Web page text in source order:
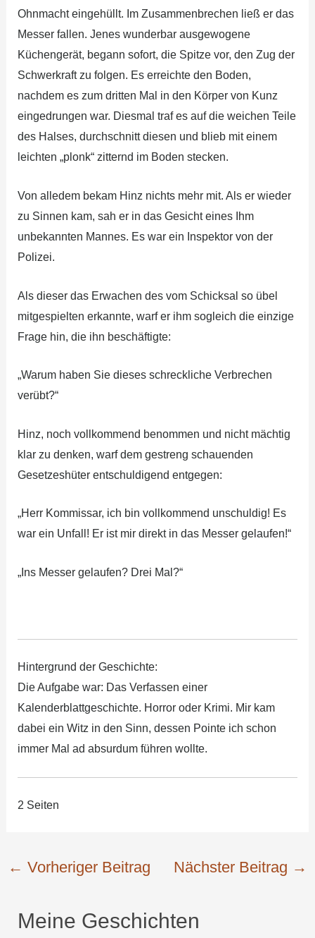
Ohnmacht eingehüllt. Im Zusammenbrechen ließ er das
Messer fallen. Jenes wunderbar ausgewogene
Küchengerät, begann sofort, die Spitze vor, den Zug der
Schwerkraft zu folgen. Es erreichte den Boden,
nachdem es zum dritten Mal in den Körper von Kunz
eingedrungen war. Diesmal traf es auf die weichen Teile
des Halses, durchschnitt diesen und blieb mit einem
leichten „plonk“ zitternd im Boden stecken.
Von alledem bekam Hinz nichts mehr mit. Als er wieder
zu Sinnen kam, sah er in das Gesicht eines Ihm
unbekannten Mannes. Es war ein Inspektor von der
Polizei.
Als dieser das Erwachen des vom Schicksal so übel
mitgespielten erkannte, warf er ihm sogleich die einzige
Frage hin, die ihn beschäftigte:
„Warum haben Sie dieses schreckliche Verbrechen
verübt?“
Hinz, noch vollkommend benommen und nicht mächtig
klar zu denken, warf dem gestreng schauenden
Gesetzeshüter entschuldigend entgegen:
„Herr Kommissar, ich bin vollkommend unschuldig! Es
war ein Unfall! Er ist mir direkt in das Messer gelaufen!“
„Ins Messer gelaufen? Drei Mal?“
Hintergrund der Geschichte:
Die Aufgabe war: Das Verfassen einer
Kalenderblattgeschichte. Horror oder Krimi. Mir kam
dabei ein Witz in den Sinn, dessen Pointe ich schon
immer Mal ad absurdum führen wollte.
2 Seiten
← Vorheriger Beitrag Nächster Beitrag →
Meine Geschichten